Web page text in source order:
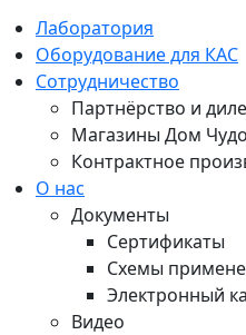
Лаборатория
Оборудование для КАС
Сотрудничество
Партнёрство и
Магазины Дом
Контрактное
О нас
Документы
Сертификаты
Схемы
Электронный
Видео